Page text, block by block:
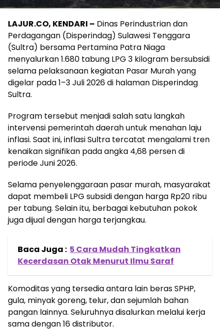
LAJUR.CO, KENDARI – Dinas Perindustrian dan
Perdagangan (Disperindag) Sulawesi Tenggara
(Sultra) bersama Pertamina Patra Niaga
menyalurkan 1.680 tabung LPG 3 kilogram bersubsidi
selama pelaksanaan kegiatan Pasar Murah yang
digelar pada 1–3 Juli 2026 di halaman Disperindag
Sultra.
Program tersebut menjadi salah satu langkah
intervensi pemerintah daerah untuk menahan laju
inflasi. Saat ini, inflasi Sultra tercatat mengalami tren
kenaikan signifikan pada angka 4,68 persen di
periode Juni 2026.
Selama penyelenggaraan pasar murah, masyarakat
dapat membeli LPG subsidi dengan harga Rp20 ribu
per tabung. Selain itu, berbagai kebutuhan pokok
juga dijual dengan harga terjangkau.
Baca Juga : 5 Cara Mudah Tingkatkan
Kecerdasan Otak Menurut Ilmu Saraf
Komoditas yang tersedia antara lain beras SPHP,
gula, minyak goreng, telur, dan sejumlah bahan
pangan lainnya. Seluruhnya disalurkan melalui kerja
sama dengan 16 distributor.